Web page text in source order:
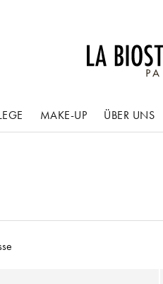
MAKE-UP ÜBER UNS